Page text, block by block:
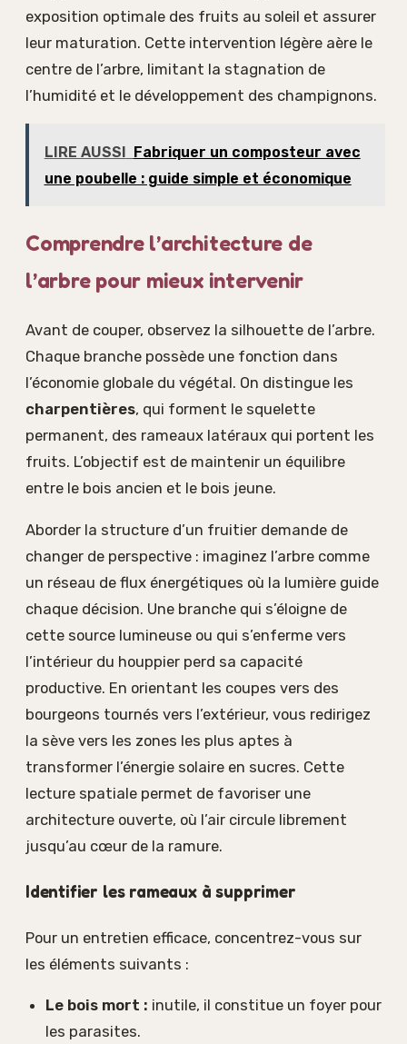
exposition optimale des fruits au soleil et assurer
leur maturation. Cette intervention légère aère le
centre de l’arbre, limitant la stagnation de
l’humidité et le développement des champignons.
LIRE AUSSI Fabriquer un composteur avec
une poubelle : guide simple et économique
Comprendre l’architecture de
l’arbre pour mieux intervenir
Avant de couper, observez la silhouette de l’arbre.
Chaque branche possède une fonction dans
l’économie globale du végétal. On distingue les
charpentières, qui forment le squelette
permanent, des rameaux latéraux qui portent les
fruits. L’objectif est de maintenir un équilibre
entre le bois ancien et le bois jeune.
Aborder la structure d’un fruitier demande de
changer de perspective : imaginez l’arbre comme
un réseau de flux énergétiques où la lumière guide
chaque décision. Une branche qui s’éloigne de
cette source lumineuse ou qui s’enferme vers
l’intérieur du houppier perd sa capacité
productive. En orientant les coupes vers des
bourgeons tournés vers l’extérieur, vous redirigez
la sève vers les zones les plus aptes à
transformer l’énergie solaire en sucres. Cette
lecture spatiale permet de favoriser une
architecture ouverte, où l’air circule librement
jusqu’au cœur de la ramure.
Identifier les rameaux à supprimer
Pour un entretien efficace, concentrez-vous sur
les éléments suivants :
Le bois mort : inutile, il constitue un foyer pour
les parasites.